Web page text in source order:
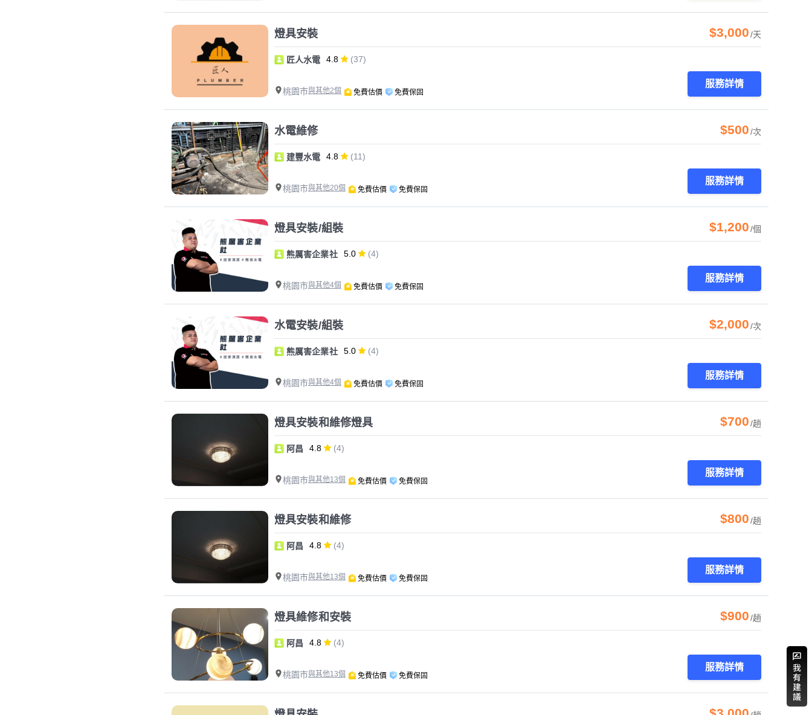
燈具安裝 $3,000/天
匠人水電 4.8 (37)
桃園市與其他2個 免費估價 免費保固
服務詳情
水電維修 $500/次
建豐水電 4.8 (11)
桃園市與其他20個 免費估價 免費保固
服務詳情
燈具安裝/組裝 $1,200/個
熊厲害企業社 5.0 (4)
桃園市與其他4個 免費估價 免費保固
服務詳情
水電安裝/組裝 $2,000/次
熊厲害企業社 5.0 (4)
桃園市與其他4個 免費估價 免費保固
服務詳情
燈具安裝和維修燈具 $700/趟
阿昌 4.8 (4)
桃園市與其他13個 免費估價 免費保固
服務詳情
燈具安裝和維修 $800/趟
阿昌 4.8 (4)
桃園市與其他13個 免費估價 免費保固
服務詳情
燈具維修和安裝 $900/趟
阿昌 4.8 (4)
桃園市與其他13個 免費估價 免費保固
服務詳情